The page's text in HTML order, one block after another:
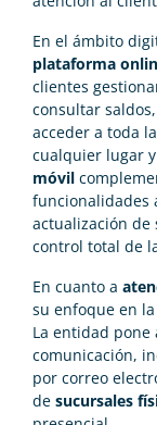
En el ámbito
plataforma
clientes
consultar
acceder a toda
cualquier lugar
móvil
funcionalidades
actualización
control total de
En cuanto a
su enfoque en
La entidad
comunicación,
por correo
de sucursales